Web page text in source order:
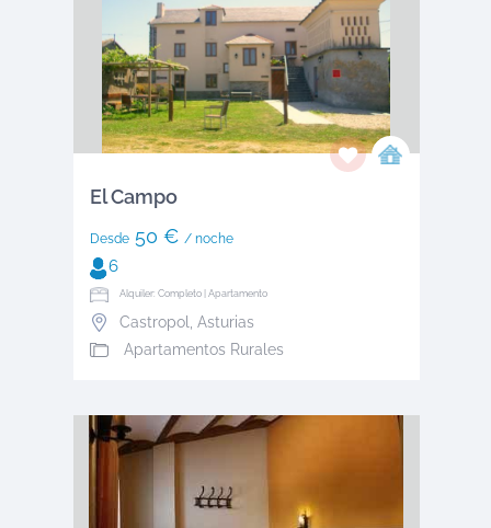
El Campo
Desde50 € / noche
6
Alquiler: Completo | Apartamento
Castropol Asturias
Apartamentos Rurales